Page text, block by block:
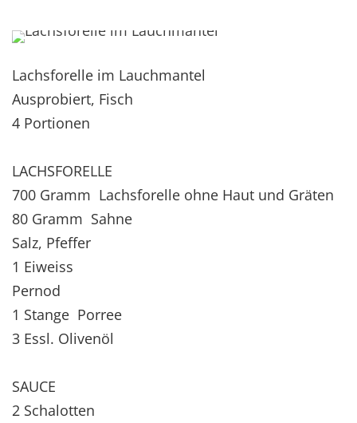
Lachsforelle im Lauchmantel
Ausprobiert, Fisch
4 Portionen
LACHSFORELLE
700 Gramm Lachsforelle ohne Haut und Gräten
80 Gramm Sahne
Salz, Pfeffer
1 Eiweiss
Pernod
1 Stange Porree
3 Essl. Olivenöl
SAUCE
2 Schalotten